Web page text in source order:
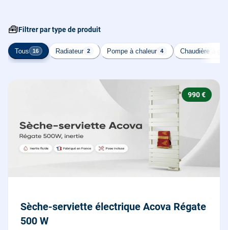
🧰Filtrer par type de produit
Tous 16 Radiateur 2 Pompe à chaleur 4 Chaudière à gaz
990 €
Sèche-serviette électrique Acova Régate
500 W